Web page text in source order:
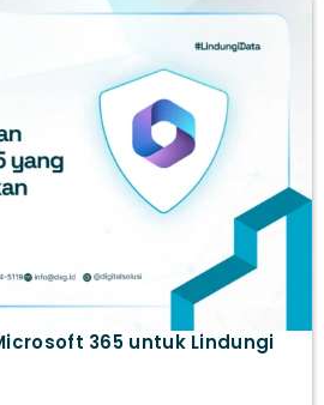
365 untuk Lindungi